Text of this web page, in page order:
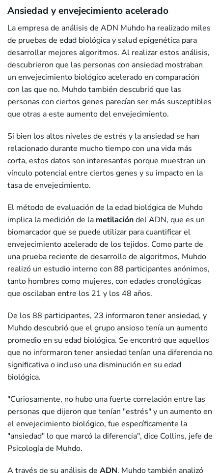
Ansiedad y envejecimiento acelerado
La empresa de análisis de ADN Muhdo ha realizado miles
de pruebas de edad biológica y salud epigenética para
desarrollar mejores algoritmos. Al realizar estos análisis,
descubrieron que las personas con ansiedad mostraban
un envejecimiento biológico acelerado en comparación
con las que no. Muhdo también descubrió que las
personas con ciertos genes parecían ser más susceptibles
que otras a este aumento del envejecimiento.
Si bien los altos niveles de estrés y la ansiedad se han
relacionado durante mucho tiempo con una vida más
corta, estos datos son interesantes porque muestran un
vínculo potencial entre ciertos genes y su impacto en la
tasa de envejecimiento.
El método de evaluación de la edad biológica de Muhdo
implica la medición de la metilacióndel ADN, que es un
biomarcador que se puede utilizar para cuantificar el
envejecimiento acelerado de los tejidos. Como parte de
una prueba reciente de desarrollo de algoritmos, Muhdo
realizó un estudio interno con 88 participantes anónimos,
tanto hombres como mujeres, con edades cronológicas
que oscilaban entre los 21 y los 48 años.
De los 88 participantes, 23 informaron tener ansiedad, y
Muhdo descubrió que el grupo ansioso tenía un aumento
promedio en su edad biológica. Se encontró que aquellos
que no informaron tener ansiedad tenían una diferencia no
significativa o incluso una disminución en su edad
biológica.
"Curiosamente, no hubo una fuerte correlación entre las
personas que dijeron que tenían "estrés" y un aumento en
el envejecimiento biológico, fue específicamente la
"ansiedad" lo que marcó la diferencia", dice Collins, jefe de
Psicología de Muhdo.
A través de su análisis de ADN, Muhdo también analizó